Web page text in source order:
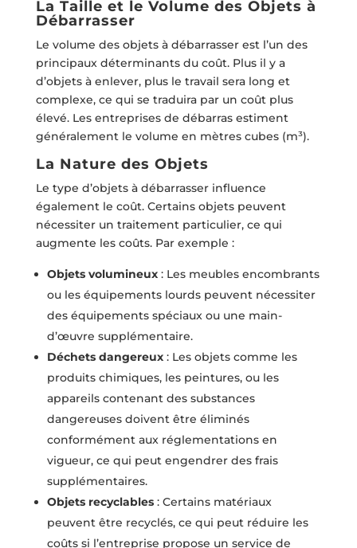
La Taille et le Volume des Objets à
Débarrasser
Le volume des objets à débarrasser est l’un des
principaux déterminants du coût. Plus il y a
d’objets à enlever, plus le travail sera long et
complexe, ce qui se traduira par un coût plus
élevé. Les entreprises de débarras estiment
généralement le volume en mètres cubes (m³).
La Nature des Objets
Le type d’objets à débarrasser influence
également le coût. Certains objets peuvent
nécessiter un traitement particulier, ce qui
augmente les coûts. Par exemple :
Objets volumineux: Les meubles encombrants
ou les équipements lourds peuvent nécessiter
des équipements spéciaux ou une main-
d’œuvre supplémentaire.
Déchets dangereux: Les objets comme les
produits chimiques, les peintures, ou les
appareils contenant des substances
dangereuses doivent être éliminés
conformément aux réglementations en
vigueur, ce qui peut engendrer des frais
supplémentaires.
Objets recyclables: Certains matériaux
peuvent être recyclés, ce qui peut réduire les
coûts si l’entreprise propose un service de